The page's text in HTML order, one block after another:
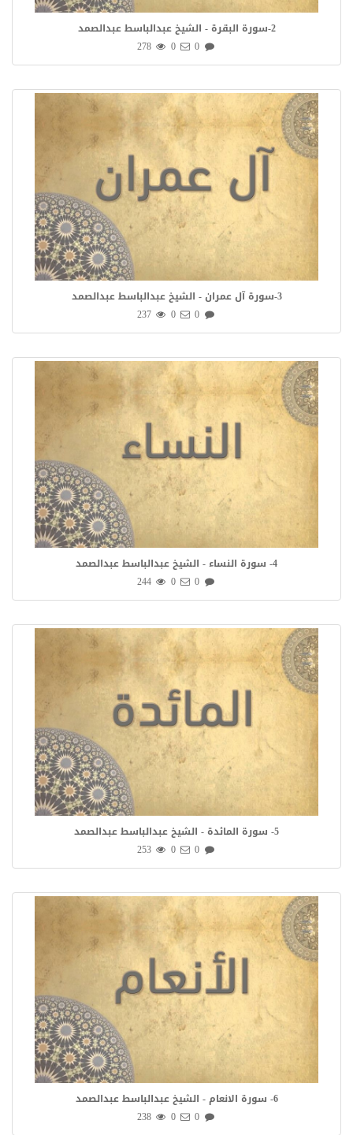
2-سورة البقرة - الشيخ عبدالباسط عبدالصمد
0
0
278
3-سورة آل عمران - الشيخ عبدالباسط عبدالصمد
0
0
237
4- سورة النساء - الشيخ عبدالباسط عبدالصمد
0
0
244
5- سورة المائدة - الشيخ عبدالباسط عبدالصمد
0
0
253
6- سورة الانعام - الشيخ عبدالباسط عبدالصمد
0
0
238